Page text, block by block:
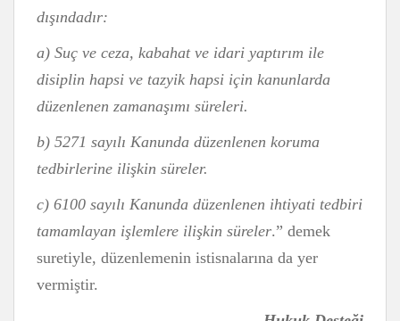
dışındadır:
a) Suç ve ceza, kabahat ve idari yaptırım ile
disiplin hapsi ve tazyik hapsi için kanunlarda
düzenlenen zamanaşımı süreleri.
b) 5271 sayılı Kanunda düzenlenen koruma
tedbirlerine ilişkin süreler.
c) 6100 sayılı Kanunda düzenlenen ihtiyati tedbiri
tamamlayan işlemlere ilişkin süreler.” demek
suretiyle, düzenlemenin istisnalarına da yer
vermiştir.